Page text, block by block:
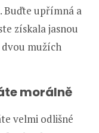
Buďte upřímná a
získala jasnou
mužích
morálně
velmi odlišné